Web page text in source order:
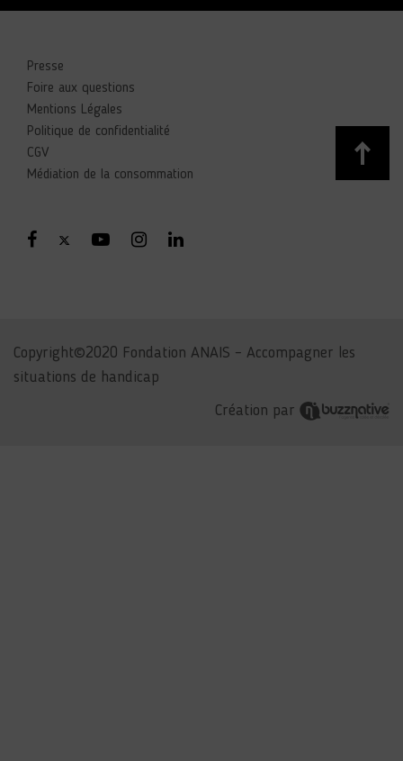
Presse
Foire aux questions
Mentions Légales
Politique de confidentialité
CGV
Médiation de la consommation
Copyright©2020 Fondation ANAIS – Accompagner les
situations de handicap
Création par